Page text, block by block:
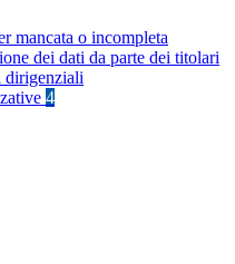
mancata o incompleta
dei dati da parte dei titolari
dirigenziali
4